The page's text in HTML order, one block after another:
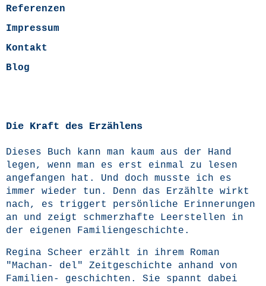
Referenzen
Impressum
Kontakt
Blog
Die Kraft des Erzählens
Die­ses Buch kann man kaum aus der Hand
legen, wenn man es erst ein­mal zu lesen
ange­fan­gen hat. Und doch muss­te ich es
immer wie­der tun. Denn das Erzähl­te wirkt
nach, es trig­gert per­sön­li­che Erin­ne­run­gen
an und zeigt schmerz­haf­te Leer­stel­len in
der eige­nen Familiengeschichte.
Regi­na Scheer erzählt in ihrem Roman
"Machan- del" Zeit­ge­schich­te anhand von
Fami­li­en- geschich­ten. Sie spannt dabei